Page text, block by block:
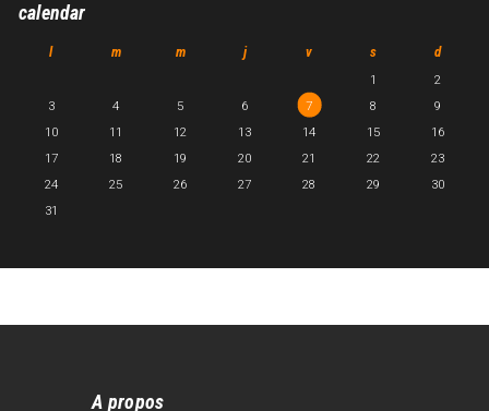
calendar
l m m j v s d
1
2
3
4 5 6 7 8
9
10
11 12 13 14 15
16
17
18 19 20 21 22
23
24
25 26 27 28 29
30
31
A propos